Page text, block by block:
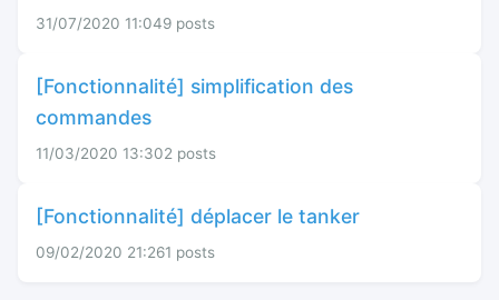
31/07/2020 11:049 posts
[Fonctionnalité] simplification des
commandes
11/03/2020 13:302 posts
[Fonctionnalité] déplacer le tanker
09/02/2020 21:261 posts